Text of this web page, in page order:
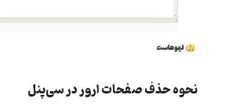
نحوه حذف صفحات ارور در سی‌پنل